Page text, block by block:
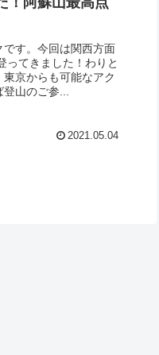
す。今回は関西方面
ってきました！わりと
京からも可能なアク
山のご参...
2021.05.04